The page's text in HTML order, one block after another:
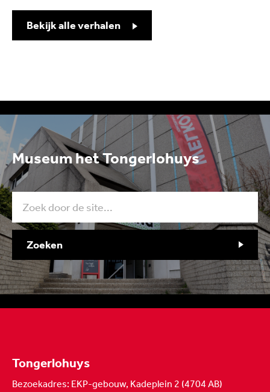
Bekijk alle verhalen
Museum het Tongerlohuys
Zoeken
Tongerlohuys
Bezoekadres: EKP-gebouw, Kadeplein 2 (4704 AB)